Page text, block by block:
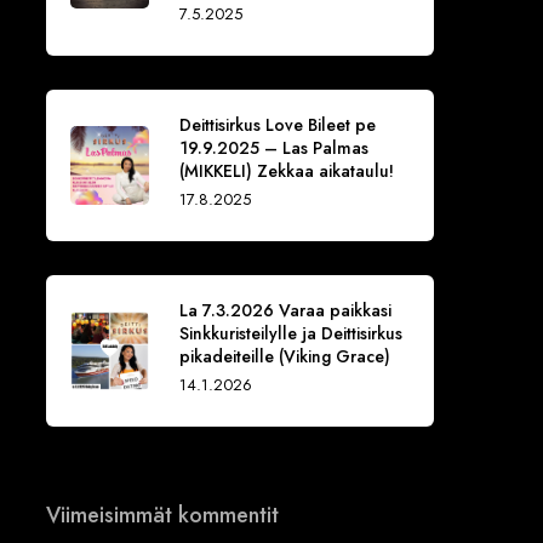
7.5.2025
Deittisirkus Love Bileet pe
19.9.2025 – Las Palmas
(MIKKELI) Zekkaa aikataulu!
17.8.2025
La 7.3.2026 Varaa paikkasi
Sinkkuristeilylle ja Deittisirkus
pikadeiteille (Viking Grace)
14.1.2026
Viimeisimmät kommentit